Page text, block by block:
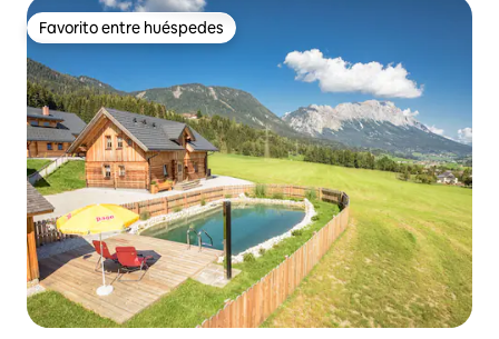
Favorito entre huéspedes
Favorito entre huéspedes